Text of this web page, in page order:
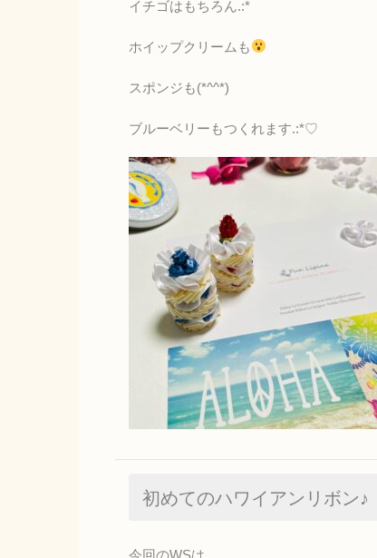
イチゴはもちろん.:*
ホイップクリームも
スポンジも(*^^*)
ブルーベリーもつくれます.:*♡
初めてのハワイアンリボン♪
今回のWSは